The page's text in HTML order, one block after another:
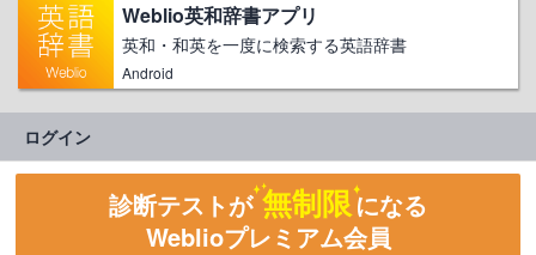
Weblio英和辞書アプリ
英和・和英を一度に検索する英語辞書
Android
ログイン
診断テストが 無制限になる
Weblioプレミアム会員